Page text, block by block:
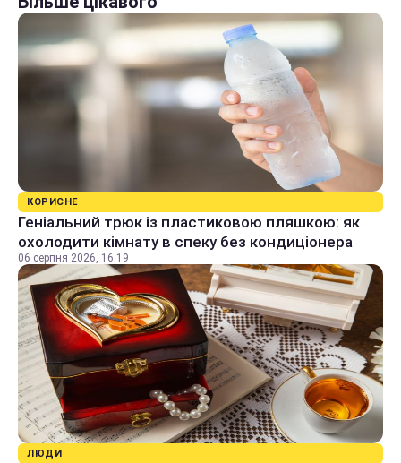
КОРИСНЕ
Геніальний трюк із пластиковою пляшкою: як
охолодити кімнату в спеку без кондиціонера
06 серпня 2026, 16:19
ЛЮДИ